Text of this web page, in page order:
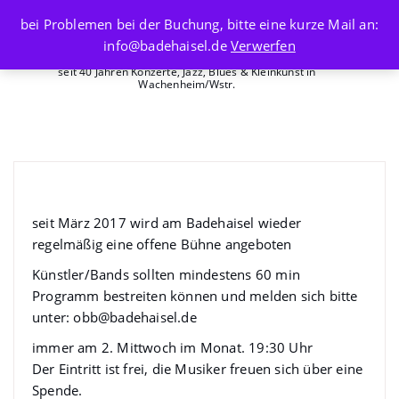
seit 40 Jahren Konzerte, Jazz, Blues & Kleinkunst in
Wachenheim/Wstr.
seit März 2017 wird am Badehaisel wieder
regelmäßig eine offene Bühne angeboten
Künstler/Bands sollten mindestens 60 min
Programm bestreiten können und melden sich bitte
unter: obb@badehaisel.de
immer am 2. Mittwoch im Monat. 19:30 Uhr
Der Eintritt ist frei, die Musiker freuen sich über eine
Spende.
bei Problemen bei der Buchung, bitte eine kurze Mail an:
info@badehaisel.de Verwerfen